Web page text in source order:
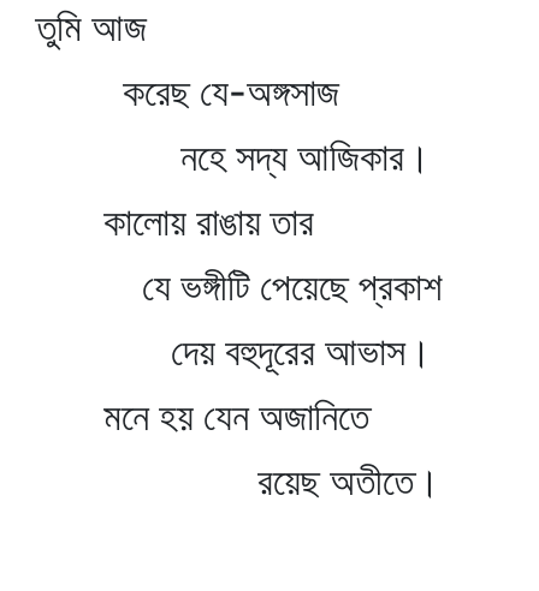
তুমি আজ
করেছ যে-অঙ্গসাজ
নহে সদ্য আজিকার।
কালোয় রাঙায় তার
যে ভঙ্গীটি পেয়েছে প্রকাশ
দেয় বহুদূরের আভাস।
মনে হয় যেন অজানিতে
রয়েছ অতীতে।